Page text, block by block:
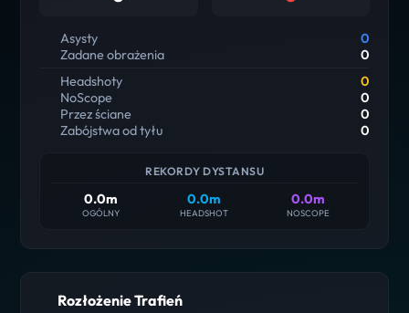
Asysty
0
Zadane obrażenia
0
Headshoty
0
NoScope
0
Przez ściane
0
Zabójstwa od tyłu
0
REKORDY DYSTANSU
0.0m
OGÓLNY
0.0m
HEADSHOT
0.0m
NOSCOPE
Rozłożenie Trafień